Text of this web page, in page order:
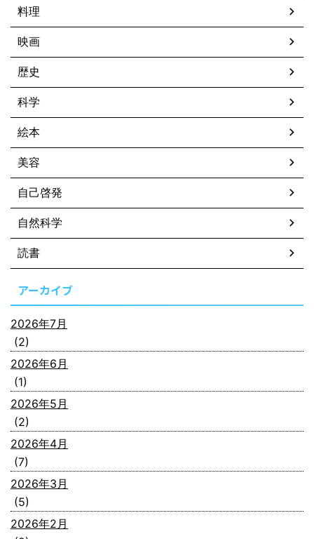
料理
映画
歴史
科学
絵本
美容
自己啓発
自然科学
読書
アーカイブ
2026年7月
(2)
2026年6月
(1)
2026年5月
(2)
2026年4月
(7)
2026年3月
(5)
2026年2月